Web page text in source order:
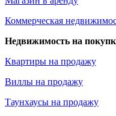
Коммерческая
Недвижимость на
Квартиры на продажу
Виллы на продажу
Таунхаусы на продажу